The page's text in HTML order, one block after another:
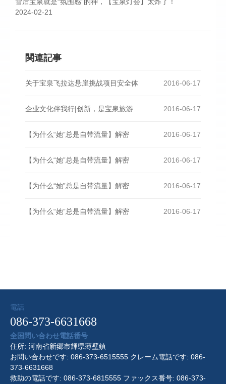
雪后宝泉就是“氛围感”的神，【宝泉灯会】太炸了！
2024-02-21
関連記事
2016-06-17
关于宝泉飞拉达悬崖挑战项目安全体
2016-06-17
企业文化伴我行|创新，是宝泉旅游
2016-06-17
【为什么“她”总是自带流量】解密
2016-06-17
【为什么“她”总是自带流量】解密
2016-06-17
【为什么“她”总是自带流量】解密
2016-06-17
【为什么“她”总是自带流量】解密
電話
086-373-6631668
全国問い合わせ電話番号
住所: 河南省新郷市輝県薄壁鎮
お問い合わせです: 086-373-6515555 クレーム電話です: 086-
373-6631668
救助の電話です: 086-373-6815555 ファックス番号: 086-373-